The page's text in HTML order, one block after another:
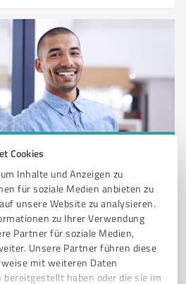
Cookies
Inhalte und Anzeigen zu
für soziale Medien anbieten zu
unsere Website zu analysieren.
zu Ihrer Verwendung
Partner für soziale Medien,
Unsere Partner führen diese
mit weiteren Daten
bereitgestellt haben oder die sie im
gelistet werden?
und werden Sie ein von
1